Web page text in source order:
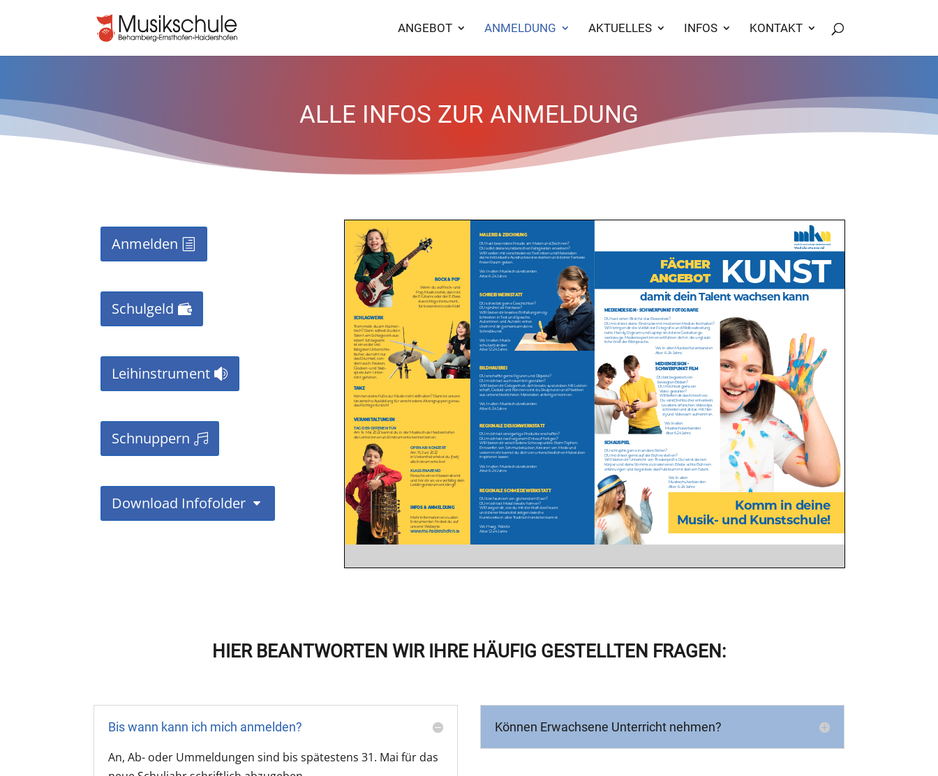
ANGEBOT ANMELDUNG AKTUELLES INFOS KONTAKT
ALLE INFOS ZUR ANMELDUNG
Anmelden
Schulgeld
Leihinstrument
Schnuppern
Download Infofolder
HIER BEANTWORTEN WIR IHRE HÄUFIG GESTELLTEN FRAGEN:
Bis wann kann ich mich anmelden?
An, Ab- oder Ummeldungen sind bis spätestens 31. Mai für das
Können Erwachsene Unterricht nehmen?